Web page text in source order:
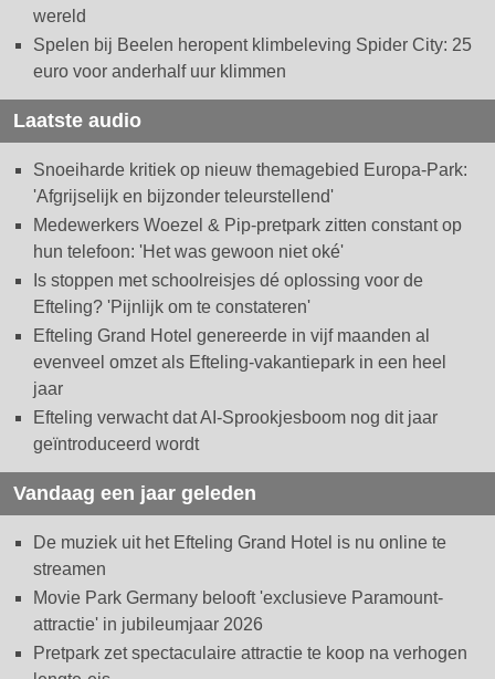
wereld
Spelen bij Beelen heropent klimbeleving Spider City: 25
euro voor anderhalf uur klimmen
Laatste audio
Snoeiharde kritiek op nieuw themagebied Europa-Park:
'Afgrijselijk en bijzonder teleurstellend'
Medewerkers Woezel & Pip-pretpark zitten constant op
hun telefoon: 'Het was gewoon niet oké'
Is stoppen met schoolreisjes dé oplossing voor de
Efteling? 'Pijnlijk om te constateren'
Efteling Grand Hotel genereerde in vijf maanden al
evenveel omzet als Efteling-vakantiepark in een heel
jaar
Efteling verwacht dat AI-Sprookjesboom nog dit jaar
geïntroduceerd wordt
Vandaag een jaar geleden
De muziek uit het Efteling Grand Hotel is nu online te
streamen
Movie Park Germany belooft 'exclusieve Paramount-
attractie' in jubileumjaar 2026
Pretpark zet spectaculaire attractie te koop na verhogen